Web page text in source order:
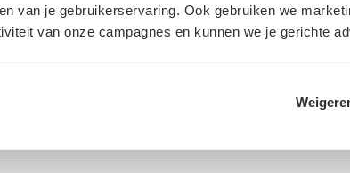
van je gebruikerservaring. Ook gebruiken we
van onze campagnes en kunnen we je gerichte
dat een vogel door dit kuilkleed heen gepikt
die er bestaat!
is, is gewicht ca. 1,5x hoger dan normaal